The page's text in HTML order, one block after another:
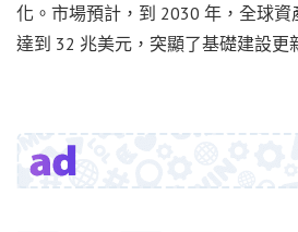
化。市場預計，到 2030 年，全球資
達到 32 兆美元，突顯了基礎建設更